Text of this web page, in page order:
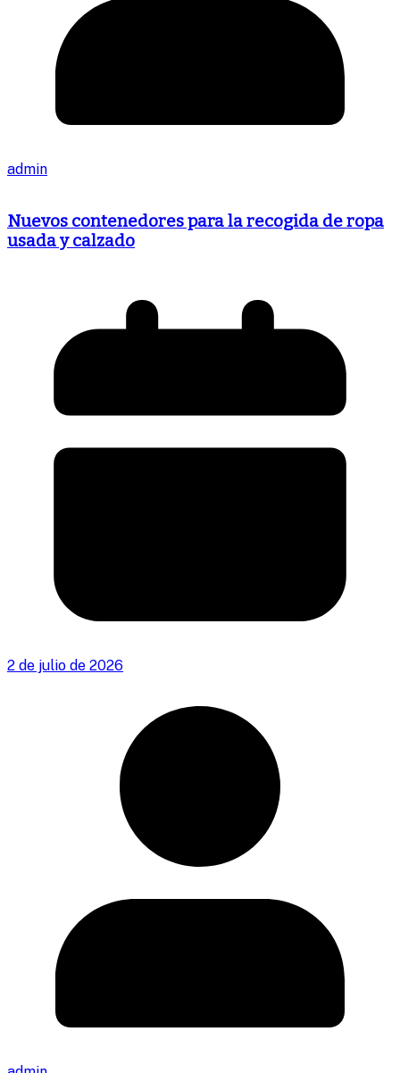
admin
Nuevos contenedores para la recogida de ropa
usada y calzado
2 de julio de 2026